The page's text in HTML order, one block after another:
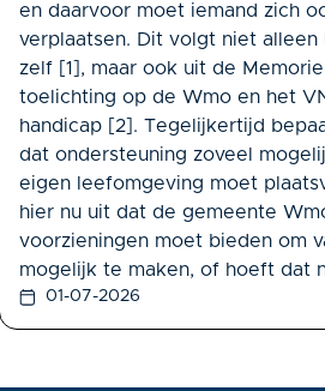
en daarvoor moet iemand zich
verplaatsen. Dit volgt niet alleen
zelf [1], maar ook uit de Memorie van
toelichting op de Wmo en het
handicap [2]. Tegelijkertijd
dat ondersteuning zoveel
eigen leefomgeving moet
hier nu uit dat de gemeente
voorzieningen moet bieden om
mogelijk te maken, of hoeft dat
01-07-2026